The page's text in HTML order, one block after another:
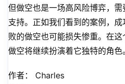
但做空也是一场高风险博弈，
支持。正如我们看到的案例，
败的做空也可能损失惨重。在这
做空将继续扮演着它独特的角色。
作者： Charles